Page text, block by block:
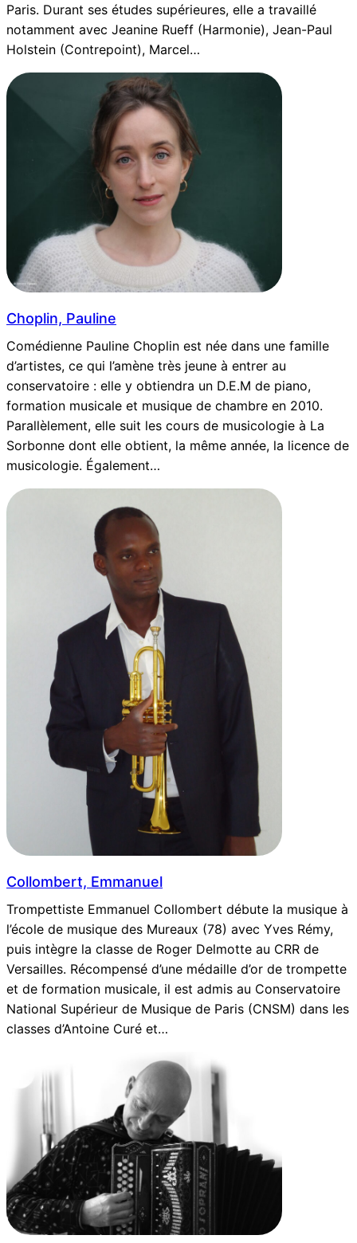
Paris. Durant ses études supérieures, elle a travaillé
notamment avec Jeanine Rueff (Harmonie), Jean-Paul
Holstein (Contrepoint), Marcel…
Choplin, Pauline
Comédienne Pauline Choplin est née dans une famille
d’artistes, ce qui l’amène très jeune à entrer au
conservatoire : elle y obtiendra un D.E.M de piano,
formation musicale et musique de chambre en 2010.
Parallèlement, elle suit les cours de musicologie à La
Sorbonne dont elle obtient, la même année, la licence de
musicologie. Également…
Collombert, Emmanuel
Trompettiste Emmanuel Collombert débute la musique à
l’école de musique des Mureaux (78) avec Yves Rémy,
puis intègre la classe de Roger Delmotte au CRR de
Versailles. Récompensé d’une médaille d’or de trompette
et de formation musicale, il est admis au Conservatoire
National Supérieur de Musique de Paris (CNSM) dans les
classes d’Antoine Curé et…